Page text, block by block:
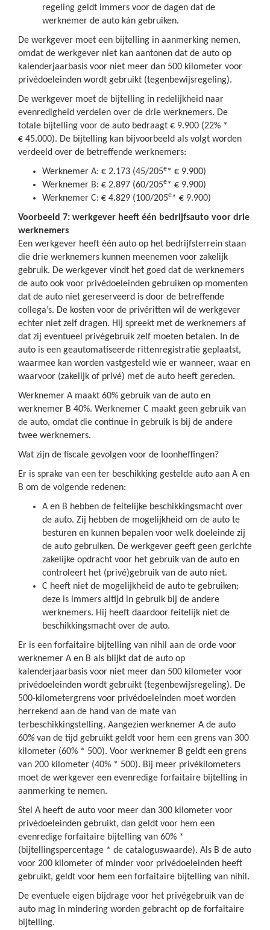
regeling geldt immers voor de dagen dat de
werknemer de auto kán gebruiken.
De werkgever moet een bijtelling in aanmerking nemen,
omdat de werkgever niet kan aantonen dat de auto op
kalenderjaarbasis voor niet meer dan 500 kilometer voor
privédoeleinden wordt gebruikt (tegenbewijsregeling).
De werkgever moet de bijtelling in redelijkheid naar
evenredigheid verdelen over de drie werknemers. De
totale bijtelling voor de auto bedraagt € 9.900 (22% *
€ 45.000). De bijtelling kan bijvoorbeeld als volgt worden
verdeeld over de betreffende werknemers:
Werknemer A: € 2.173 (45/205e* € 9.900)
Werknemer B: € 2.897 (60/205e* € 9.900)
Werknemer C: € 4.829 (100/205e* € 9.900)
Voorbeeld 7: werkgever heeft één bedrijfsauto voor drie
werknemers
Een werkgever heeft één auto op het bedrijfsterrein staan
die drie werknemers kunnen meenemen voor zakelijk
gebruik. De werkgever vindt het goed dat de werknemers
de auto ook voor privédoeleinden gebruiken op momenten
dat de auto niet gereserveerd is door de betreffende
collega’s. De kosten voor de privéritten wil de werkgever
echter niet zelf dragen. Hij spreekt met de werknemers af
dat zij eventueel privégebruik zelf moeten betalen. In de
auto is een geautomatiseerde rittenregistratie geplaatst,
waarmee kan worden vastgesteld wie er wanneer, waar en
waarvoor (zakelijk of privé) met de auto heeft gereden.
Werknemer A maakt 60% gebruik van de auto en
werknemer B 40%. Werknemer C maakt geen gebruik van
de auto, omdat die continue in gebruik is bij de andere
twee werknemers.
Wat zijn de fiscale gevolgen voor de loonheffingen?
Er is sprake van een ter beschikking gestelde auto aan A en
B om de volgende redenen:
A en B hebben de feitelijke beschikkingsmacht over
de auto. Zij hebben de mogelijkheid om de auto te
besturen en kunnen bepalen voor welk doeleinde zij
de auto gebruiken. De werkgever geeft geen gerichte
zakelijke opdracht voor het gebruik van de auto en
controleert het (privé)gebruik van de auto niet.
C heeft niet de mogelijkheid de auto te gebruiken;
deze is immers altijd in gebruik bij de andere
werknemers. Hij heeft daardoor feitelijk niet de
beschikkingsmacht over de auto.
Er is een forfaitaire bijtelling van nihil aan de orde voor
werknemer A en B als blijkt dat de auto op
kalenderjaarbasis voor niet meer dan 500 kilometer voor
privédoeleinden wordt gebruikt (tegenbewijsregeling). De
500-kilometergrens voor privédoeleinden moet worden
herrekend aan de hand van de mate van
terbeschikkingstelling. Aangezien werknemer A de auto
60% van de tijd gebruikt geldt voor hem een grens van 300
kilometer (60% * 500). Voor werknemer B geldt een grens
van 200 kilometer (40% * 500). Bij meer privékilometers
moet de werkgever een evenredige forfaitaire bijtelling in
aanmerking te nemen.
Stel A heeft de auto voor meer dan 300 kilometer voor
privédoeleinden gebruikt, dan geldt voor hem een
evenredige forfaitaire bijtelling van 60% *
(bijtellingspercentage * de cataloguswaarde). Als B de auto
voor 200 kilometer of minder voor privédoeleinden heeft
gebruikt, geldt voor hem een forfaitaire bijtelling van nihil.
De eventuele eigen bijdrage voor het privégebruik van de
auto mag in mindering worden gebracht op de forfaitaire
bijtelling.